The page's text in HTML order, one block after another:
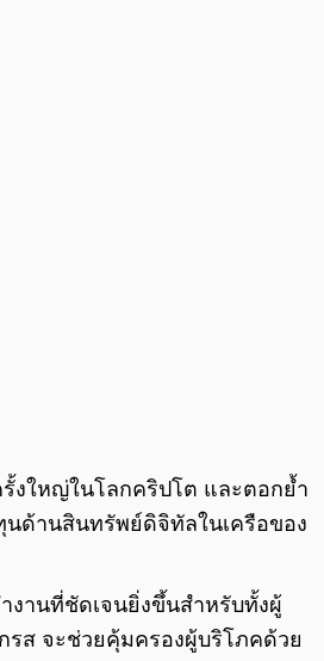
0:00/
รั้งใหญ่ในโลกคริปโต และตอกย้ำ
นด้านสินทรัพย์ดิจิทัลในเครือของ
ำงานที่ชัดเจนยิ่งขึ้นสำหรับทั้งผู้
รส จะช่วยคุ้มครองผู้บริโภคด้วย